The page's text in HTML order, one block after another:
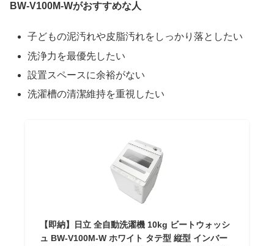
BW-V100M-Wがおすすめな人
子どもの泥汚れや皮脂汚れをしっかり落としたい
洗浄力を最優先したい
設置スペースに余裕がない
洗濯槽の清潔維持を重視したい
【即納】日立 全自動洗濯機 10kg ビートウォッシ
ュ BW-V100M-W ホワイト タテ型 縦型 インバー